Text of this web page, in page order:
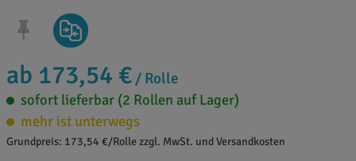
ab 173,54 € / Rolle
sofort lieferbar (2 Rollen auf Lager)
mehr ist unterwegs
Grundpreis: 173,54 €/Rolle zzgl. MwSt. und Versandkosten